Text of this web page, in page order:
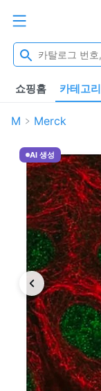
쇼핑홈 카테고리
M Merck
AI 생성